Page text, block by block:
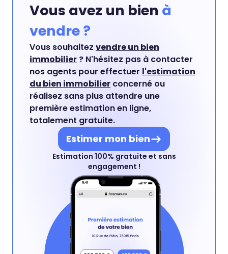
Vous avez un bien à
vendre ?
Vous souhaitez vendre un bien
immobilier ? N'hésitez pas à contacter
nos agents pour effectuer l'estimation
du bien immobilier concerné ou
réalisez sans plus attendre une
première estimation en ligne,
totalement gratuite.
Estimer mon bien
Estimation 100% gratuite et sans
engagement !